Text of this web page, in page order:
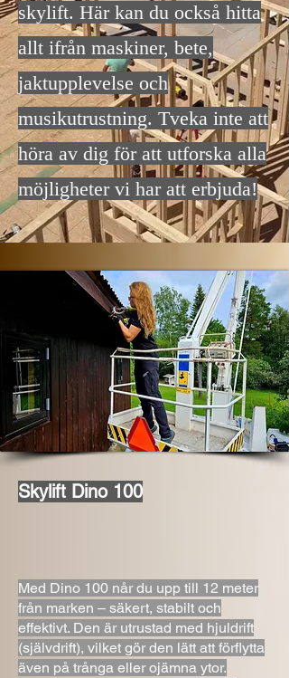
skylift. Här kan du också hitta
allt ifrån maskiner, bete,
jaktupplevelse och
musikutrustning. Tveka inte att
höra av dig för att utforska alla
möjligheter vi har att erbjuda!
Skylift Dino 100
Med Dino 100 når du upp till 12 meter
från marken – säkert, stabilt och
effektivt. Den är utrustad med hjuldrift
(självdrift), vilket gör den lätt att förflytta
även på trånga eller ojämna ytor.